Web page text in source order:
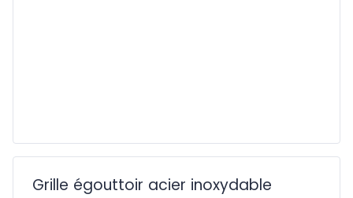
Grille égouttoir acier inoxydable